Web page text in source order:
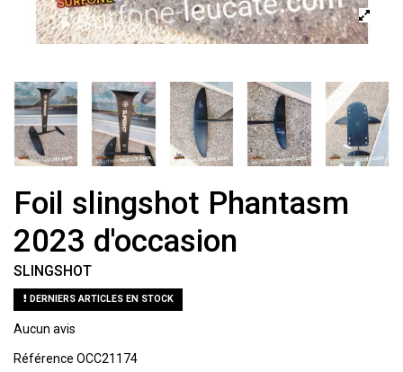
Foil slingshot Phantasm
2023 d'occasion
SLINGSHOT
DERNIERS ARTICLES EN STOCK
Aucun avis
Référence OCC21174